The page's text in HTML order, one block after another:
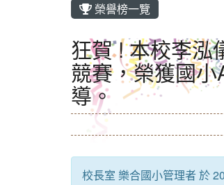
榮譽榜一覽
狂賀 ! 本校李泓
競賽，榮獲國
導。
校長室 樂合國小管理者 於